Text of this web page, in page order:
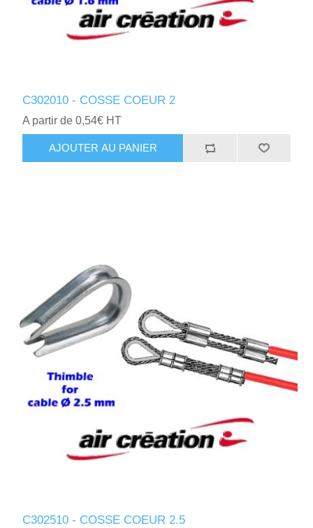
C302010 - COSSE COEUR 2
A partir de 0,54€ HT
AJOUTER AU PANIER
C302510 - COSSE COEUR 2.5